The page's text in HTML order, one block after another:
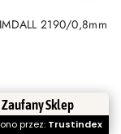
2190/0,8mm
Zaufany Sklep
przez: Trustindex